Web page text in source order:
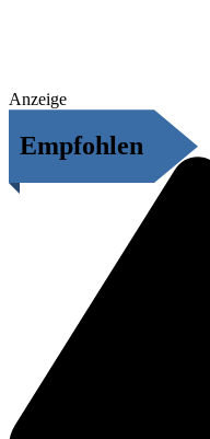
Anzeige
Empfohlen